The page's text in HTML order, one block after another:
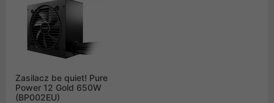
Zasilacz be quiet! Pure
Power 12 Gold 650W
(BP002EU)